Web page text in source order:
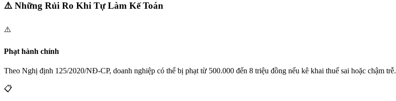
⚠️ Những Rủi Ro Khi Tự Làm Kế Toán
⚠️
Phạt hành chính
Theo Nghị định 125/2020/NĐ-CP, doanh nghiệp có thể bị phạt từ 500.000 đến 8 triệu đồng nếu kê khai thuế sai hoặc chậm trễ.
📋